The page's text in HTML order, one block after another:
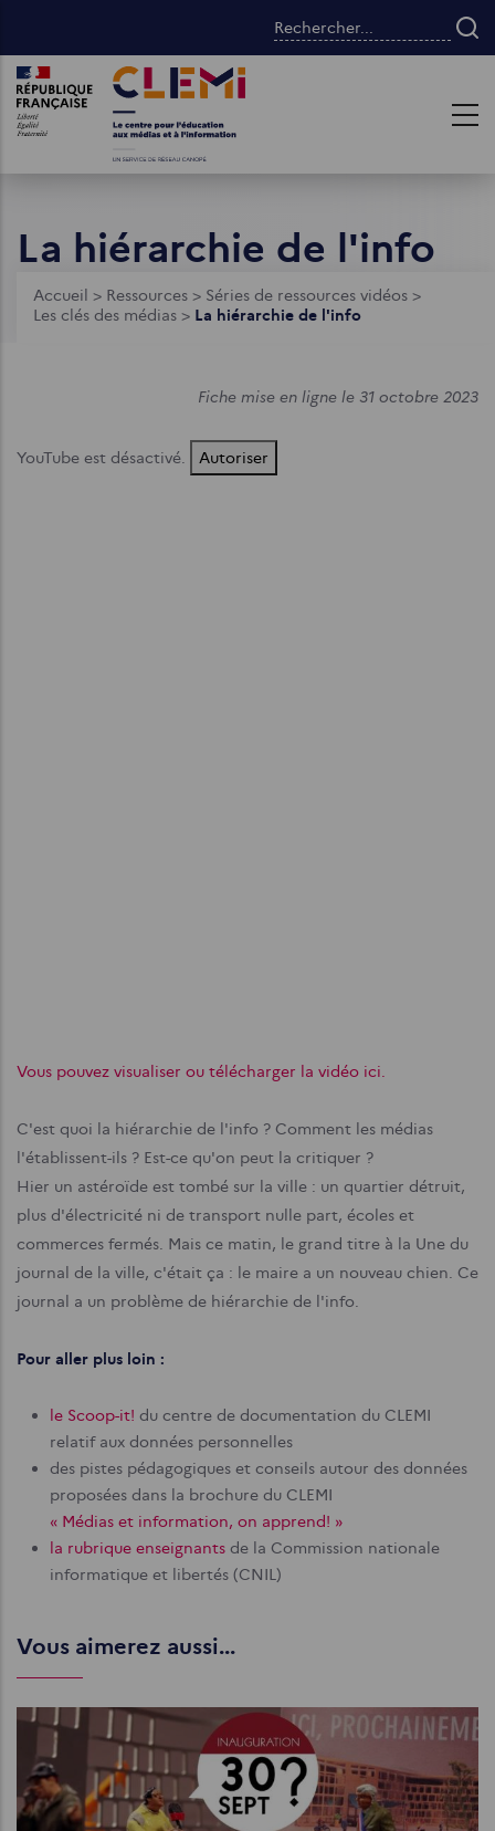
contenu
principal
Rechercher...
Images Images
La hiérarchie de l'info
Fil
Accueil > Ressources > Séries de ressources vidéos >
Les clés des médias > La hiérarchie de l'info
Fiche mise en ligne le 31 octobre 2023
YouTube est désactivé. Autoriser
Vous pouvez visualiser ou télécharger la vidéo ici.
C'est quoi la hiérarchie de l'info ? Comment les médias
l'établissent-ils ? Est-ce qu'on peut la critiquer ?
Hier un astéroïde est tombé sur la ville : un quartier détruit,
plus d'électricité ni de transport nulle part, écoles et
commerces fermés. Mais ce matin, le grand titre à la Une du
journal de la ville, c'était ça : le maire a un nouveau chien. Ce
journal a un problème de hiérarchie de l'info.
Pour aller plus loin :
le Scoop-it! du centre de documentation du CLEMI
relatif aux données personnelles
des pistes pédagogiques et conseils autour des données
proposées dans la brochure du CLEMI
« Médias et information, on apprend! »
la rubrique enseignants de la Commission nationale
informatique et libertés (CNIL)
Vous aimerez aussi...